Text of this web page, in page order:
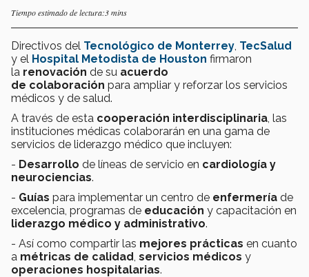
Tiempo estimado de lectura:3 mins
Directivos del Tecnológico de Monterrey TecSalud
y el Hospital Metodista de Houston firmaron
la renovación de su acuerdo
de colaboración para ampliar y reforzar los servicios
médicos y de salud.
A través de esta cooperación interdisciplinaria , las
instituciones médicas colaborarán en una gama de
servicios de liderazgo médico que incluyen:
- Desarrollo de líneas de servicio en cardiología y
neurociencias.
- Guías para implementar un centro de enfermería de
excelencia, programas de educación y capacitación en
liderazgo médico y administrativo.
- Así como compartir las mejores prácticas en cuanto
a métricas de calidad servicios médicos y
operaciones hospitalarias.